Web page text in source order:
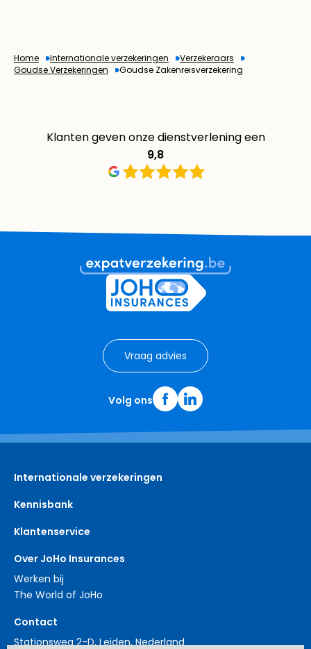
Home Internationale verzekeringen
Verzekeraars
Goudse Verzekeringen
Goudse Zakenreisverzekering
Klanten geven onze dienstverlening een
9,8
Vraag advies
Volg ons
Internationale verzekeringen
Kennisbank
Klantenservice
Over JoHo Insurances
Werken bij
The World of JoHo
Contact
Stationsweg 2-D, Leiden, Nederland